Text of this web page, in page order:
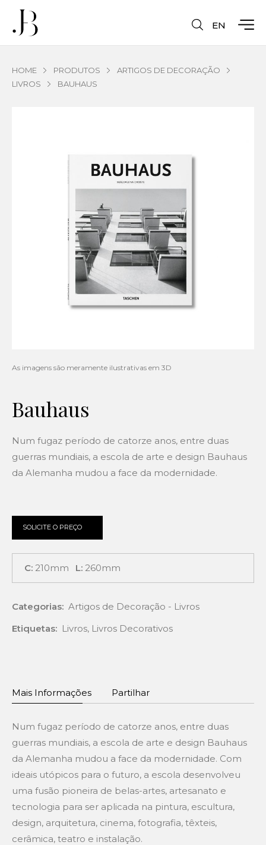
EN
HOME PRODUTOS
ARTIGOS DE DECORAÇÃO
LIVROS
BAUHAUS
Bauhaus
Num fugaz período de catorze anos, entre duas
guerras mundiais, a escola de arte e design Bauhaus
da Alemanha mudou a face da modernidade.
SOLICITE O PREÇO
C: 210mm L: 260mm
Categorias: Artigos de Decoração - Livros
Etiquetas: Livros, Livros Decorativos
Mais Informações Partilhar
Num fugaz período de catorze anos, entre duas
guerras mundiais, a escola de arte e design Bauhaus
da Alemanha mudou a face da modernidade. Com
ideais utópicos para o futuro, a escola desenvolveu
uma fusão pioneira de belas-artes, artesanato e
tecnologia para ser aplicada na pintura, escultura,
design, arquitetura, cinema, fotografia, têxteis,
cerâmica, teatro e instalação.